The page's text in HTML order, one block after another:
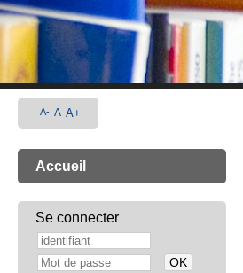
A- A A+
Accueil
Se connecter